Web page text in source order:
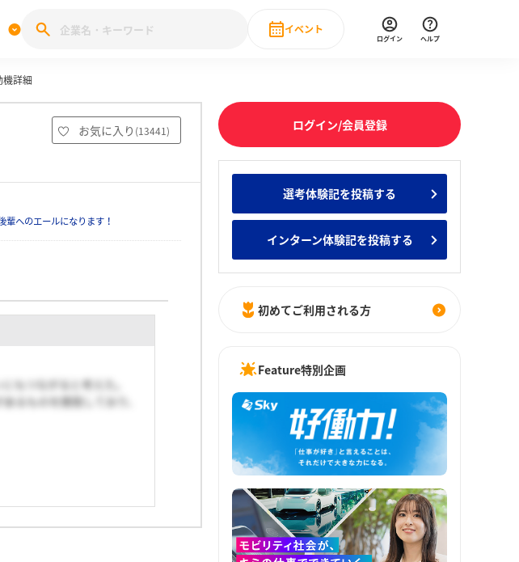
ャンペーン
調査
みんなの新卒就職人気企業ランキング みんなのインターン人気企業ランキ
28卒 IT・DX現場社員インタビュー
イベント
直近のイベント一覧
ログイン ヘルプ
詳細
お気に入り (13441)
へのエールになります！
もつながると考えた。
るものを開発しており、
ログイン/会員登録
選考体験記を投稿する
インターン体験記を投稿する
初めてご利用される方
Feature特別企画